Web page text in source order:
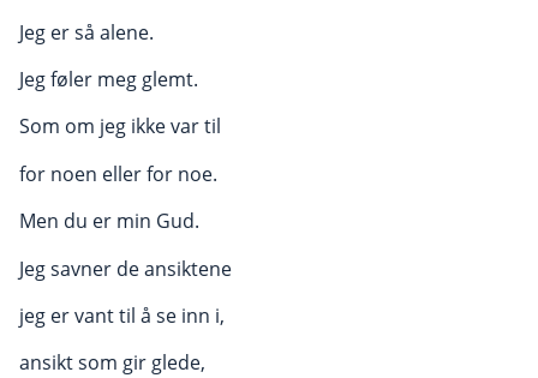
Jeg er så alene.
Jeg føler meg glemt.
Som om jeg ikke var til
for noen eller for noe.
Men du er min Gud.
Jeg savner de ansiktene
jeg er vant til å se inn i,
ansikt som gir glede,